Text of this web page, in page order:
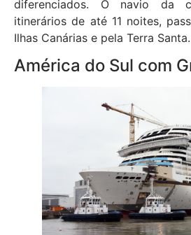
diferenciados. O navio da
itinerários de até 11 noites,
Ilhas Canárias e pela Terra Santa.
América do Sul com